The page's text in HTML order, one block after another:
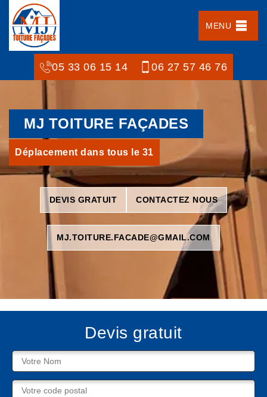
MENU
05 33 06 15 14 06 27 57 46 76
MJ TOITURE FAÇADES
Déplacement dans tous le 31
DEVIS GRATUIT CONTACTEZ NOUS
MJ.TOITURE.FACADE@GMAIL.COM
Devis gratuit